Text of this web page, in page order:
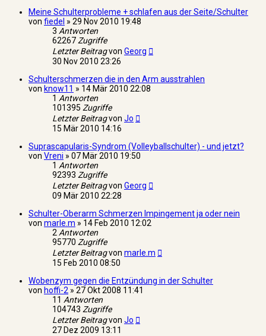
Meine Schulterprobleme + schlafen aus der Seite/Schulter
von fiedel » 29 Nov 2010 19:48
3 Antworten
62267Zugriffe
Letzter Beitragvon Georg
30 Nov 2010 23:26
Schulterschmerzen die in den Arm ausstrahlen
von know11 » 14 Mär 2010 22:08
1 Antworten
101395 Zugriffe
Letzter Beitragvon Jo
15 Mär 2010 14:16
Suprascapularis-Syndrom (Volleyballschulter) - und jetzt?
von Vreni » 07 Mär 2010 19:50
1 Antworten
92393 Zugriffe
Letzter Beitragvon Georg
09 Mär 2010 22:28
Schulter-Oberarm Schmerzen Impingement ja oder nein
von marle.m » 14 Feb 2010 12:02
2Antworten
95770 Zugriffe
Letzter Beitragvon marle.m
15 Feb 2010 08:50
Wobenzym gegen die Entzündung in der Schulter
von hoffi-2 » 27 Okt 2008 11:41
11 Antworten
104743 Zugriffe
Letzter Beitragvon Jo
27 Dez 2009 13:11